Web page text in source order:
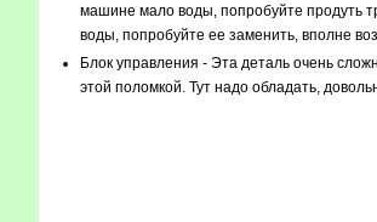
машине мало воды, попробуйте продуть
воды, попробуйте ее заменить, вполне
Блок управления - Эта деталь очень
этой поломкой. Тут надо обладать,